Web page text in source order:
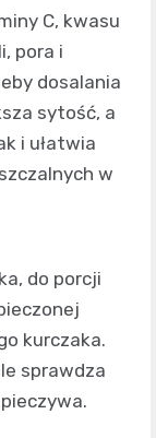
C, kwasu
pora i
dosalania
sytość, a
i ułatwia
w
do porcji
kurczaka.
sprawdza